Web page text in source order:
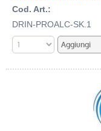
Cod. Art.:
DRIN-PROALC-SK.1